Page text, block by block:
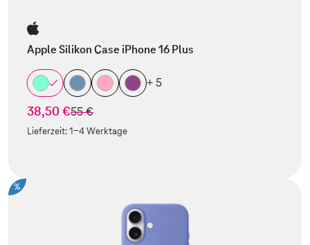
Apple Silikon Case iPhone 16 Plus
+ 5
38,50 €statt
55 €
Lieferzeit:1-4 Werktage
%